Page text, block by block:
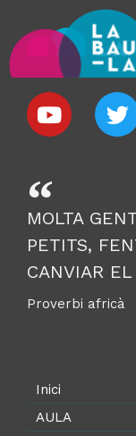
MOLTA
PETITS,
CANVIAR
Proverbi africà
Inici
AULA